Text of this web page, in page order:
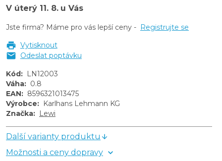
V úterý 11. 8. u Vás
Jste firma? Máme pro vás lepší ceny - Registrujte se
Vytisknout
Odeslat poptávku
Kód: LN12003
Váha: 0.8
EAN: 8596321013475
Výrobce: Karlhans Lehmann KG
Značka: Lewi
Další varianty produktu
Možnosti a ceny dopravy